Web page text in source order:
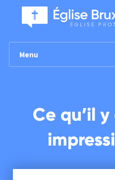
Menu
Ce qu’il